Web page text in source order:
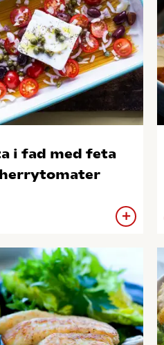
i fad med feta